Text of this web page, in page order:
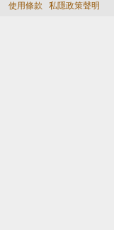
使用條款
私隱政策聲明